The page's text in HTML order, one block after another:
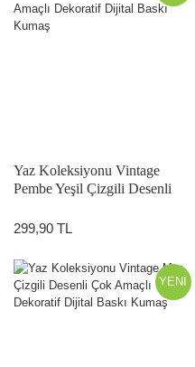
Yaz Koleksiyonu Vintage
Pembe Yeşil Çizgili Desenli
Baskı Kumaş
299,90 TL
YENİ